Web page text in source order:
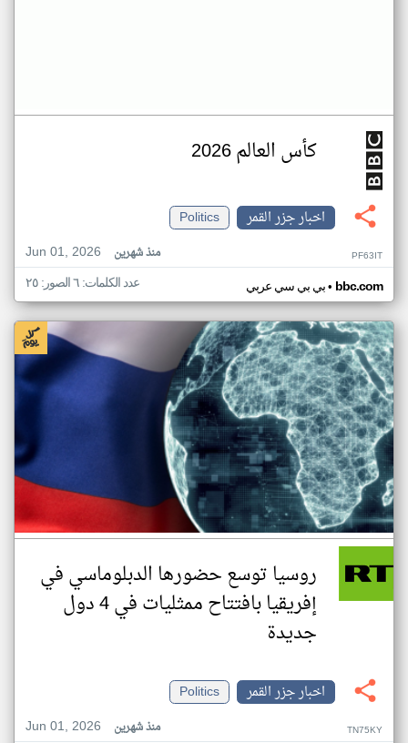
كأس العالم 2026
اخبار جزر القمر
Politics
Jun 01, 2026
منذ شهرين PF63IT
بي بي سي عربي• bbc.com عدد الكلمات: ٦ الصور: ٢٥
روسيا توسع حضورها الدبلوماسي في
إفريقيا بافتتاح ممثليات في 4 دول
جديدة
اخبار جزر القمر
Politics
Jun 01, 2026
منذ شهرين TN75KY